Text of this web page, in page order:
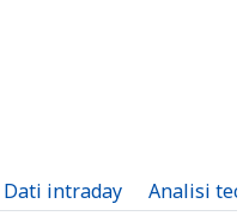
Dati intraday Analisi